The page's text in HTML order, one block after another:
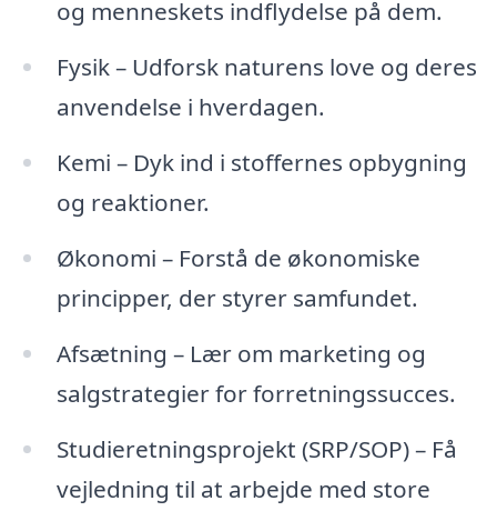
og menneskets indflydelse på dem.
Fysik – Udforsk naturens love og deres
anvendelse i hverdagen.
Kemi – Dyk ind i stoffernes opbygning
og reaktioner.
Økonomi – Forstå de økonomiske
principper, der styrer samfundet.
Afsætning – Lær om marketing og
salgstrategier for forretningssucces.
Studieretningsprojekt (SRP/SOP) – Få
vejledning til at arbejde med store